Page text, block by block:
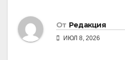
От Редакция
ИЮЛ 8, 2026